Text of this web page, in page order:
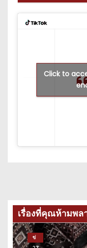
Click to
เรื่องที่คุณห้ามพล
ข่